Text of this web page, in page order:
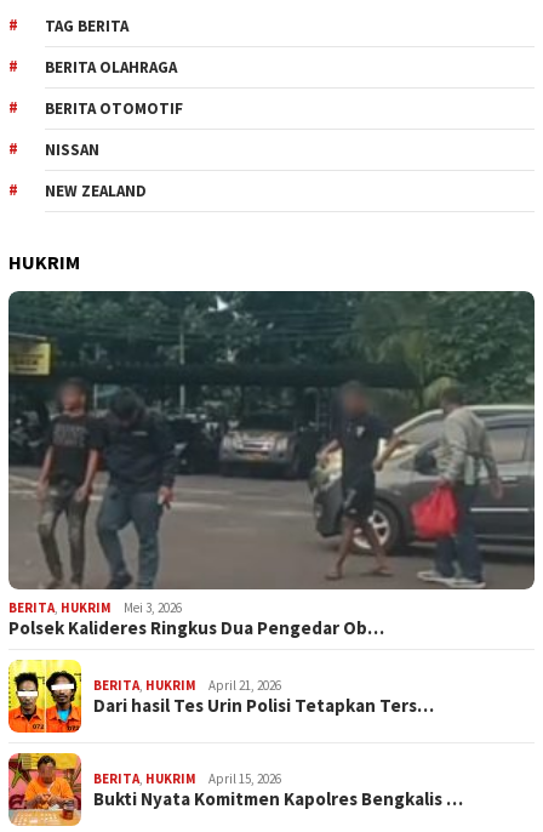
TAG BERITA
BERITA OLAHRAGA
BERITA OTOMOTIF
NISSAN
NEW ZEALAND
HUKRIM
BERITA HUKRIM Mei 3, 2026
Polsek Kalideres Ringkus Dua Pengedar Ob…
BERITA HUKRIM April 21, 2026
Dari hasil Tes Urin Polisi Tetapkan Ters…
BERITA HUKRIM April 15, 2026
Bukti Nyata Komitmen Kapolres Bengkalis …